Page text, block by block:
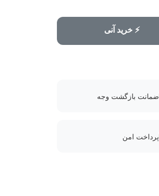
⚡ خرید آنی
ضمانت بازگشت وجه
پرداخت امن